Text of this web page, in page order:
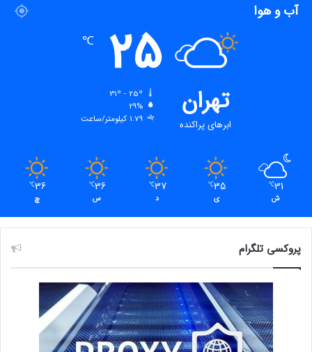
آب و هوا
تهران
ابرهای پراکنده
25
℃
29%
1.79 کیلومتر/ساعت
31
℃
ش
35
℃
ی
37
℃
د
36
℃
س
36
℃
چ
پروکسی تلگرام